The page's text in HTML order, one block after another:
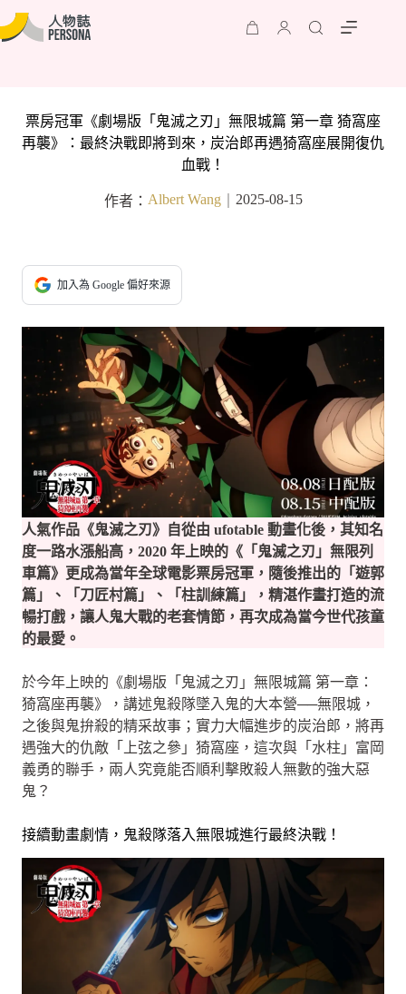
票房冠軍《劇場版「鬼滅之刃」無限城篇 第一章 猗窩座
再襲》：最終決戰即將到來，炭治郎再遇猗窩座展開復仇
血戰！
作者： Albert Wang｜ 2025-08-15
加入為 Google 偏好來源
人氣作品《鬼滅之刃》自從由 ufotable 動畫化後，其知名
度一路水漲船高，2020 年上映的《「鬼滅之刃」無限列
車篇》更成為當年全球電影票房冠軍，隨後推出的「遊郭
篇」、「刀匠村篇」、「柱訓練篇」，精湛作畫打造的流
暢打戲，讓人鬼大戰的老套情節，再次成為當今世代孩童
的最愛。
於今年上映的《劇場版「鬼滅之刃」無限城篇 第一章：
猗窩座再襲》，講述鬼殺隊墜入鬼的大本營──無限城，
之後與鬼拚殺的精采故事；實力大幅進步的炭治郎，將再
遇強大的仇敵「上弦之參」猗窩座，這次與「水柱」富岡
義勇的聯手，兩人究竟能否順利擊敗殺人無數的強大惡
鬼？
接續動畫劇情，鬼殺隊落入無限城進行最終決戰！